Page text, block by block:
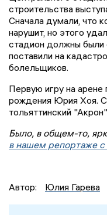
строительства
Сначала думали, что
нарушит, но этого
стадион должны были
поставили на
болельщиков.
Первую игру на
рождения Юрия Хоя.
тольяттинский
Было, в общем-то,
в нашем репортаже с
Автор: Юлия Гарева